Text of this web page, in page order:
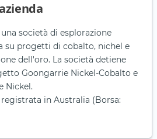
società di esplorazione
su progetti di cobalto, nichel e
dell'oro. La società detiene
Goongarrie Nickel-Cobalto e
Nickel.
in Australia (Borsa: